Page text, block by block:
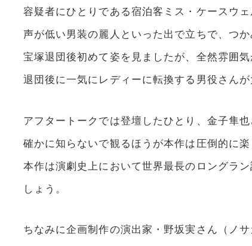
容疑者にひとりである宿泊客ミス・ケースウ
声が低い男装の麗人といった出で立ちで、つ
宝塚退団後初めて姿を見ましたが、全然雰囲
退団後に一気にレディーに転換する男役さん
アフタートークでは登壇したひとり、金子隼
確かに知らないで観るほうが本作は圧倒的に
本作は演劇史上において世界最長のロングラ
しょう。
ちなみに企画制作の演出家・野坂実さん（ノ